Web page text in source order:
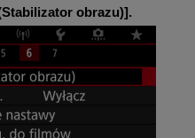
obrazu)].